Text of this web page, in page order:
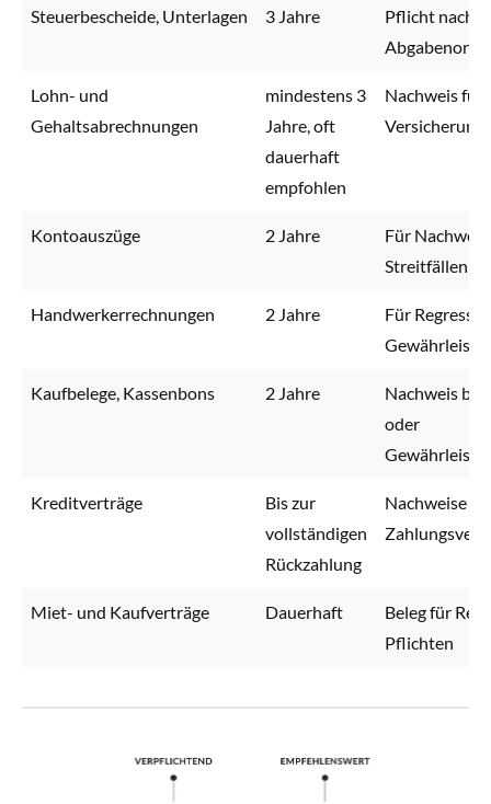
Steuerbescheide, Unterlagen 3 Jahre
Pflicht nach
Lohn- und
Gehaltsabrechnungen
mindestens 3
Jahre, oft
dauerhaft
empfohlen
Nachweis für
Kontoauszüge 2 Jahre
Für
Streitfällen
Handwerkerrechnungen 2 Jahre
Für Regress-
Kaufbelege, Kassenbons 2 Jahre
Nachweis
oder
Kreditverträge
Bis zur
vollständigen
Rückzahlung
Nachweise für
Miet- und Kaufverträge Dauerhaft
Beleg für
Pflichten